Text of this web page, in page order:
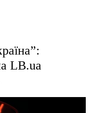
LB.ua